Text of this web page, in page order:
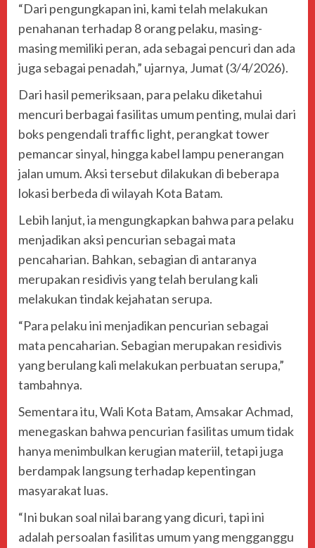
“Dari pengungkapan ini, kami telah melakukan
penahanan terhadap 8 orang pelaku, masing-
masing memiliki peran, ada sebagai pencuri dan ada
juga sebagai penadah,” ujarnya, Jumat (3/4/2026).
Dari hasil pemeriksaan, para pelaku diketahui
mencuri berbagai fasilitas umum penting, mulai dari
boks pengendali traffic light, perangkat tower
pemancar sinyal, hingga kabel lampu penerangan
jalan umum. Aksi tersebut dilakukan di beberapa
lokasi berbeda di wilayah Kota Batam.
Lebih lanjut, ia mengungkapkan bahwa para pelaku
menjadikan aksi pencurian sebagai mata
pencaharian. Bahkan, sebagian di antaranya
merupakan residivis yang telah berulang kali
melakukan tindak kejahatan serupa.
“Para pelaku ini menjadikan pencurian sebagai
mata pencaharian. Sebagian merupakan residivis
yang berulang kali melakukan perbuatan serupa,”
tambahnya.
Sementara itu, Wali Kota Batam,Amsakar Achmad,
menegaskan bahwa pencurian fasilitas umum tidak
hanya menimbulkan kerugian materiil, tetapi juga
berdampak langsung terhadap kepentingan
masyarakat luas.
“Ini bukan soal nilai barang yang dicuri, tapi ini
adalah persoalan fasilitas umum yang mengganggu